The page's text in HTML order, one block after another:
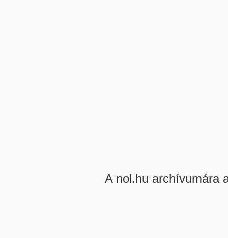
A nol.hu archívumára